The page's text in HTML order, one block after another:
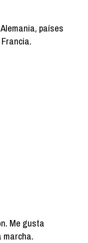
países
Me gusta
marcha.